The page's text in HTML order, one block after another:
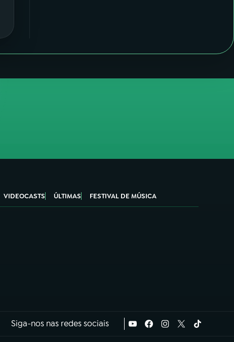
VIDEOCASTS ÚLTIMAS FESTIVAL DE MÚSICA
Siga-nos nas redes sociais